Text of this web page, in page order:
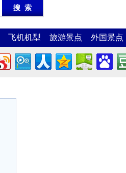
飞机机型 旅游景点 外国景点